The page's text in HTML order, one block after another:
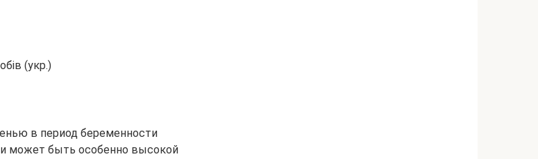
(укр.)
в период беременности
может быть особенно высокой